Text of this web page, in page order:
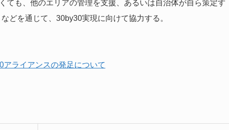
ても、他のエリアの管理を支援、あるいは自治体が自ら策定す
どを通じて、30by30実現に向けて協力する。
ライアンスの発足について